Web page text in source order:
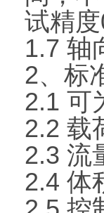
试精
1.7 轴
2、标
2.1 可
2.2 载
2.3 流
2.4 体